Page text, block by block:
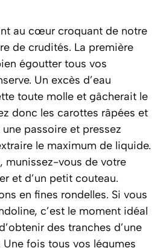
au cœur croquant de notre
de crudités. La première
égoutter tous vos
Un excès d’eau
toute molle et gâcherait le
donc les carottes râpées et
passoire et pressez
le maximum de liquide.
munissez-vous de votre
et d’un petit couteau.
en fines rondelles. Si vous
c’est le moment idéal
des tranches d’une
fois tous vos légumes